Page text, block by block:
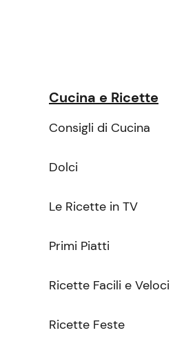
Cucina e Ricette
Consigli di Cucina
Dolci
Le Ricette in TV
Primi Piatti
Ricette Facili e Veloci
Ricette Feste